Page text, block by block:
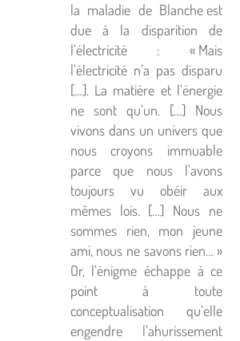
la maladie de Blanche est
due à la disparition de
l’électricité : « Mais
l’électricité n’a pas disparu
[…]. La matière et l’énergie
ne sont qu’un. […] Nous
vivons dans un univers que
nous croyons immuable
parce que nous l’avons
toujours vu obéir aux
mêmes lois. […] Nous ne
sommes rien, mon jeune
ami, nous ne savons rien… »
Or, l’énigme échappe à ce
point à toute
conceptualisation qu’elle
engendre l’ahurissement